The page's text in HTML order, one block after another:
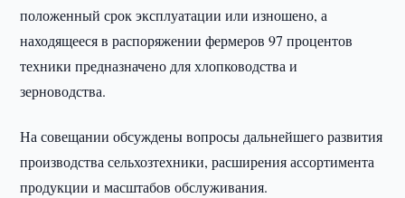
положенный срок эксплуатации или изношено, а
находящееся в распоряжении фермеров 97 процентов
техники предназначено для хлопководства и
зерноводства.
На совещании обсуждены вопросы дальнейшего развития
производства сельхозтехники, расширения ассортимента
продукции и масштабов обслуживания.